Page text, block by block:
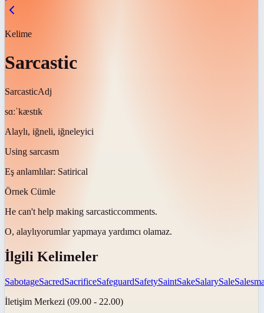
Kelime
Sarcastic
SarcasticAdj
sɑːˈkæstɪk
Alaylı, iğneli, iğneleyici
Using sarcasm
Eş anlamlılar: Satirical
Örnek Cümle
He can't help making sarcasticcomments.
O, alaylıyorumlar yapmaya yardımcı olamaz.
İlgili Kelimeler
SabotageSacredSacrificeSafeguardSafetySaintSakeSalarySale
İletişim Merkezi (09.00 - 22.00)